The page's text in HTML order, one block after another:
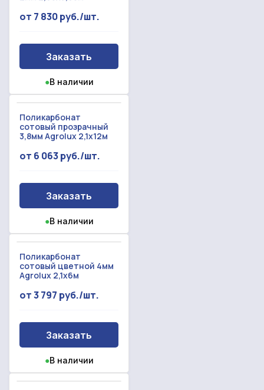
от 7 830 руб./шт.
Заказать
●В наличии
Поликарбонат
сотовый прозрачный
3,8мм Agrolux 2,1x12м
от 6 063 руб./шт.
Заказать
●В наличии
Поликарбонат
сотовый цветной 4мм
Agrolux 2,1x6м
от 3 797 руб./шт.
Заказать
●В наличии
Прикрепить смету на расчет
Отправить запрос
Заказать звонок
Даю согласие наобработку персональных данных
С вами свяжется наш менеджер.
Произошла ошибка.